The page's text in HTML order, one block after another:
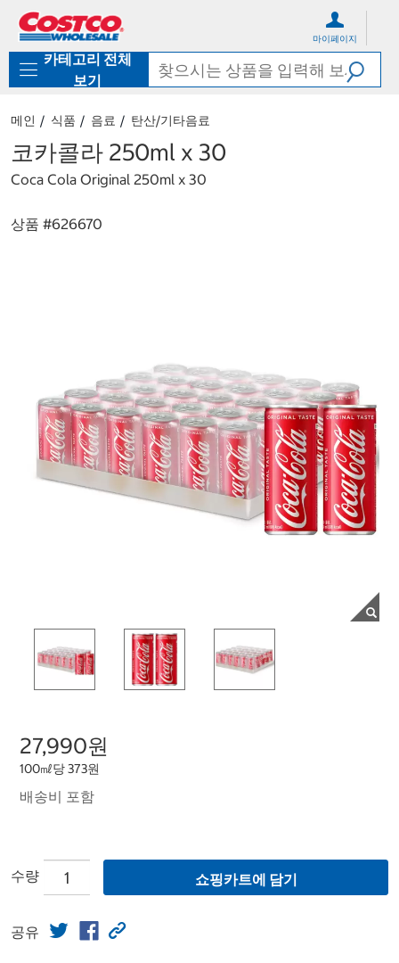
로
기
가
마이페이지
카테고리 전체
보기
메인 식품 음료 탄산/기타음료
코카콜라 250ml x 30
Coca Cola Original 250ml x 30
상품 #626670
27,990원
100㎖당 373원
배송비 포함
수량 쇼핑카트에 담기
공유